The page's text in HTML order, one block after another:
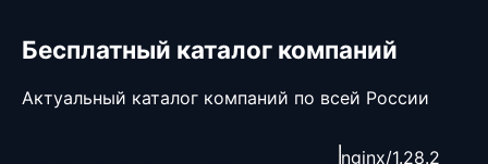
Бесплатный каталог компаний
Актуальный каталог компаний по всей России
nginx/1.28.2